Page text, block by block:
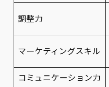
調整力
マーケティングスキル
コミュニケーション力